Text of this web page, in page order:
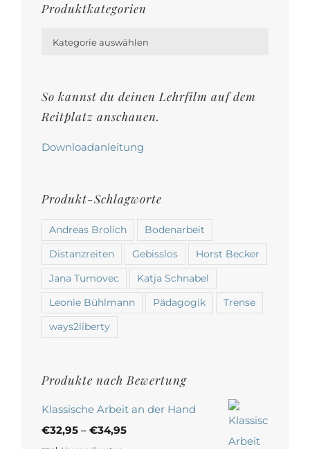
können
gewählt
werden
Produktkategorien
Kategorie auswählen
So kannst du deinen Lehrfilm auf dem
Reitplatz anschauen.
Downloadanleitung
Produkt-Schlagworte
Andreas Brolich Bodenarbeit
Distanzreiten Gebisslos Horst Becker
Jana Tumovec Katja Schnabel
Leonie Bühlmann Pädagogik Trense
ways2liberty
Produkte nach Bewertung
Klassische Arbeit an der Hand
€32,95 – €34,95